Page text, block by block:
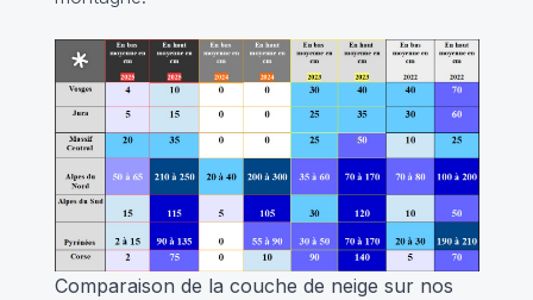
Comparaison de la couche de neige sur nos